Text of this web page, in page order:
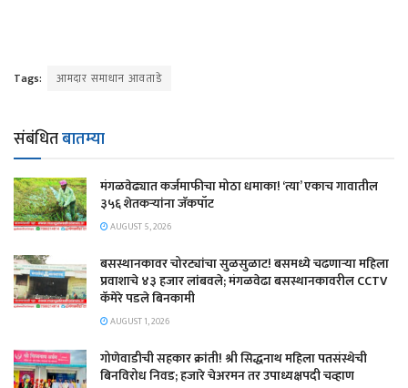
Tags: आमदार समाधान आवताडे
संबंधितबातम्या
मंगळवेढ्यात कर्जमाफीचा मोठा धमाका! ‘त्या’ एकाच गावातील
३५६ शेतकऱ्यांना जॅकपॉट
AUGUST 5, 2026
बसस्थानकावर चोरट्यांचा सुळसुळाट! बसमध्ये चढणाऱ्या महिला
प्रवाशाचे ४३ हजार लांबवले; मंगळवेढा बसस्थानकावरील CCTV
कॅमेरे पडले बिनकामी
AUGUST 1, 2026
गोणेवाडीची सहकार क्रांती! श्री सिद्धनाथ महिला पतसंस्थेची
बिनविरोध निवड; हजारे चेअरमन तर उपाध्यक्षपदी चव्हाण